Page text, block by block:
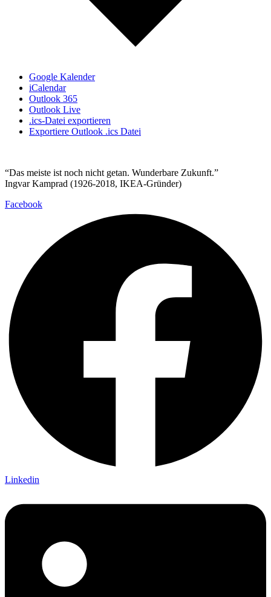
Google Kalender
iCalendar
Outlook 365
Outlook Live
.ics-Datei exportieren
Exportiere Outlook .ics Datei
“Das meiste ist noch nicht getan. Wunderbare Zukunft.”
Ingvar Kamprad (1926-2018, IKEA-Gründer)
Facebook
Linkedin